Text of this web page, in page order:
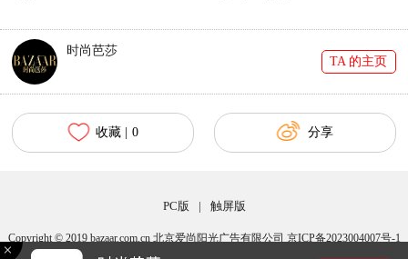
时尚芭莎
TA 的主页
收藏 | 0 分享
PC版 | 触屏版
Copyright © 2019 bazaar.com.cn 北京爱尚阳光广告有限公司 京ICP备2023004007号-1